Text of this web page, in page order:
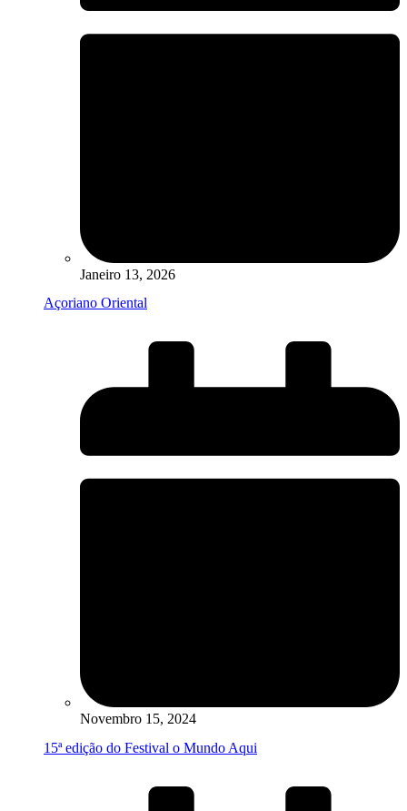
Janeiro 13, 2026
Açoriano Oriental
Novembro 15, 2024
15ª edição do Festival o Mundo Aqui